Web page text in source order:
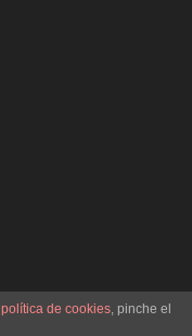
política de cookies, pinche el